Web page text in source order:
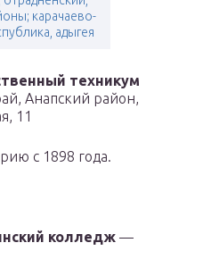
карачаево-
адыгея
техникум
Анапский район,
11
с 1898 года.
колледж —